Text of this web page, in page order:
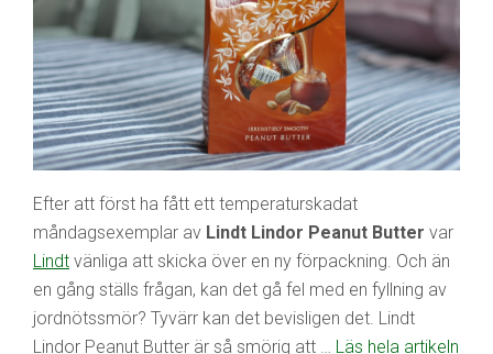
Efter att först ha fått ett temperaturskadat
måndagsexemplar av Lindt Lindor Peanut Butter var
Lindt vänliga att skicka över en ny förpackning. Och än
en gång ställs frågan, kan det gå fel med en fyllning av
jordnötssmör? Tyvärr kan det bevisligen det. Lindt
Lindor Peanut Butter är så smörig att … Läs hela artikeln